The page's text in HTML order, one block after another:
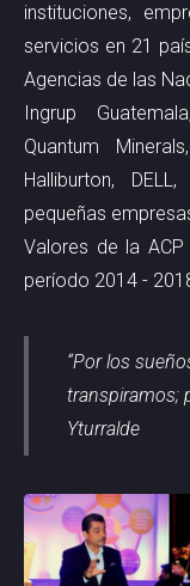
instituciones,
servicios en 21
Agencias de las
Ingrup
Quantum
Halliburton,
pequeñas
Valores de la
período 2014 -
“Por los
transpiramos;
Yturralde